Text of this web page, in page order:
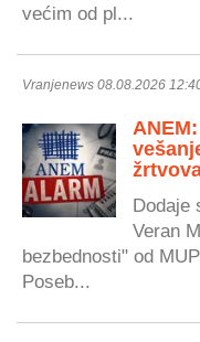
većim od pl...
Vranjenews 08.08.2026
Dodaje
Veran
bezbednosti" od
Poseb...